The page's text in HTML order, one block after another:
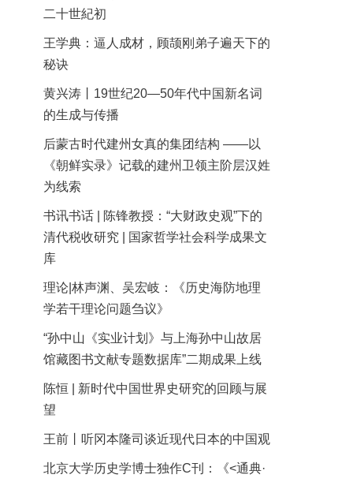
二十世紀初
王学典：逼人成材，顾颉刚弟子遍天下的
秘诀
黄兴涛丨19世纪20—50年代中国新名词
的生成与传播
后蒙古时代建州女真的集团结构 ——以
《朝鲜实录》记载的建州卫领主阶层汉姓
为线索
书讯书话 | 陈锋教授：“大财政史观”下的
清代税收研究 | 国家哲学社会科学成果文
库
理论|林声渊、吴宏岐：《历史海防地理
学若干理论问题刍议》
“孙中山《实业计划》与上海孙中山故居
馆藏图书文献专题数据库”二期成果上线
陈恒 | 新时代中国世界史研究的回顾与展
望
王前丨听冈本隆司谈近现代日本的中国观
北京大学历史学博士独作C刊：《<通典·